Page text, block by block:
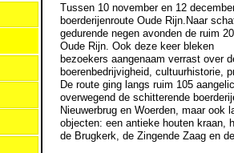
Tussen 10 november en 12
boerderijenroute Oude Rijn.Naar
gedurende negen avonden de ruim
Oude Rijn. Ook deze keer bleken
bezoekers aangenaam verrast over
boerenbedrijvigheid, cultuurhistorie,
De route ging langs ruim 105
overwegend de schitterende
Nieuwerbrug en Woerden, maar ook
objecten: een antieke houten kraan,
de Brugkerk, de Zingende Zaag en